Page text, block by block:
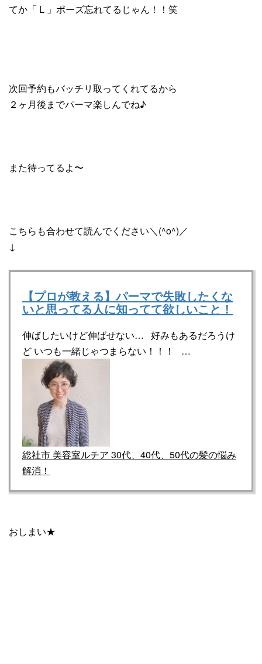
てか「 L 」ポーズ忘れてるじゃん！！笑
次回予約もバッチリ取ってくれてるから
２ヶ月後までパーマ楽しんでね♪
また待ってるよ〜
こちらも合わせて読んでください＼(^o^)／
↓
【プロが教える】パーマで失敗したくな
いと思ってる人に知ってて欲しいこと！
伸ばしたいけど伸ばせない… 好みもあるだろうけ
ど いつも一緒じゃつまらない！！！ …
総社市 美容室ルチア 30代、40代、50代の髪の悩み
解消！
おしまい★